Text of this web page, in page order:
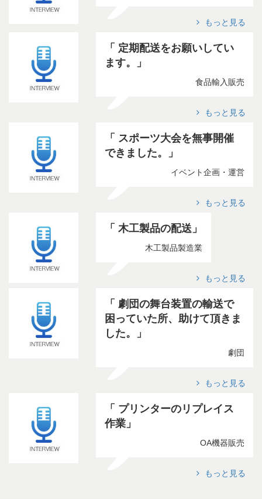
もっと見る
定期配送をお願いしてい
ます。
食品輸入販売
もっと見る
スポーツ大会を無事開催
できました。
イベント企画・運営
もっと見る
木工製品の配送
木工製品製造業
もっと見る
劇団の舞台装置の輸送で
困っていた所、助けて頂きま
した。
劇団
もっと見る
プリンターのリプレイス
作業
OA機器販売
もっと見る